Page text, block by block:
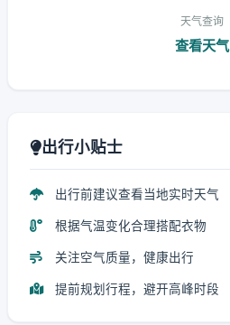
天气查询
查看天气
出行小贴士
出行前建议查看当地实时天气
根据气温变化合理搭配衣物
关注空气质量，健康出行
提前规划行程，避开高峰时段